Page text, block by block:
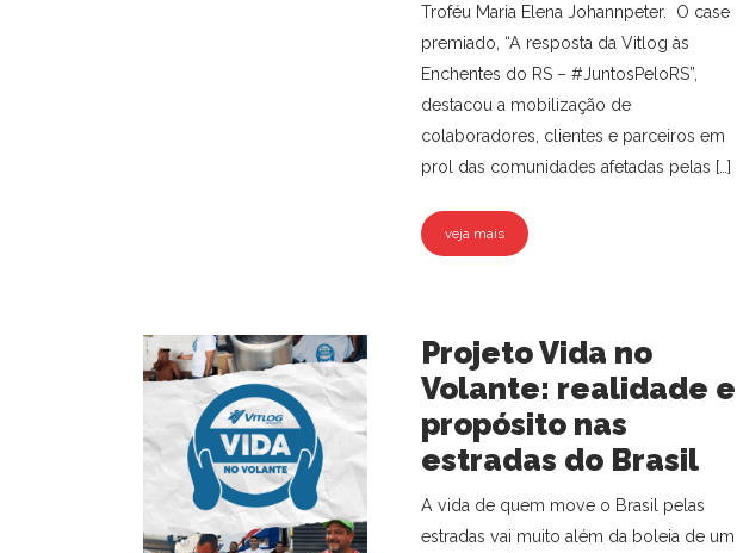
Troféu Maria Elena Johannpeter. O case
premiado, “A resposta da Vitlog às
Enchentes do RS – #JuntosPeloRS”,
destacou a mobilização de
colaboradores, clientes e parceiros em
prol das comunidades afetadas pelas […]
veja mais
Projeto Vida no
Volante: realidade e
propósito nas
estradas do Brasil
A vida de quem move o Brasil pelas
estradas vai muito além da boleia de um